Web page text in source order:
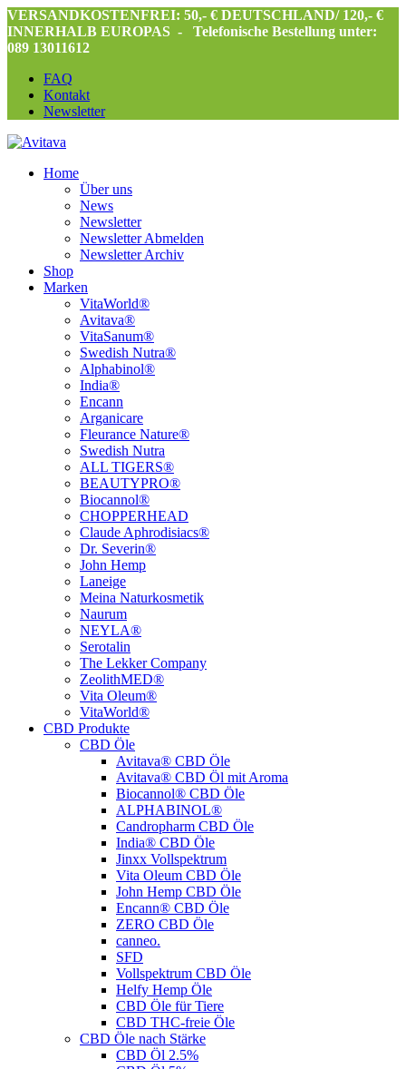
VERSANDKOSTENFREI: 50,- € DEUTSCHLAND/ 120,- €
INNERHALB EUROPAS -
Telefonische Bestellung unter:
089 13011612
FAQ
Kontakt
Newsletter
Home
Über uns
News
Newsletter
Newsletter Abmelden
Newsletter Archiv
Shop
Marken
VitaWorld®
Avitava®
VitaSanum®
Swedish Nutra®
Alphabinol®
India®
Encann
Arganicare
Fleurance Nature®
Swedish Nutra
ALL TIGERS®
BEAUTYPRO®
Biocannol®
CHOPPERHEAD
Claude Aphrodisiacs®
Dr. Severin®
John Hemp
Laneige
Meina Naturkosmetik
Naurum
NEYLA®
Serotalin
The Lekker Company
ZeolithMED®
Vita Oleum®
VitaWorld®
CBD Produkte
CBD Öle
Avitava® CBD Öle
Avitava® CBD Öl mit Aroma
Biocannol® CBD Öle
ALPHABINOL®
Candropharm CBD Öle
India® CBD Öle
Jinxx Vollspektrum
Vita Oleum CBD Öle
John Hemp CBD Öle
Encann® CBD Öle
ZERO CBD Öle
canneo.
SFD
Vollspektrum CBD Öle
Helfy Hemp Öle
CBD Öle für Tiere
CBD THC-freie Öle
CBD Öle nach Stärke
CBD Öl 2.5%